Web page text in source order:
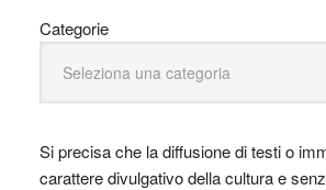
Categorie
Si precisa che la diffusione di testi o
carattere divulgativo della cultura e